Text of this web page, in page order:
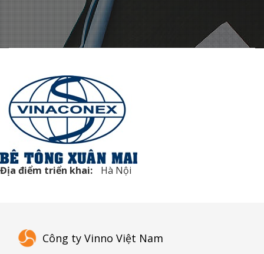
Địa điểm triển khai: Hà Nội
Công ty Vinno Việt Nam